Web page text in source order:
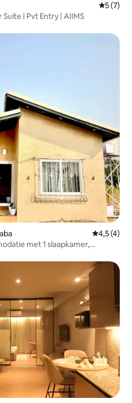
5 (7)
| Pvt Entry | AIIMS
4,5 (4)
met 1 slaapkamer,